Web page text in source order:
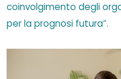
coinvolgimento degli
per la prognosi futura”.